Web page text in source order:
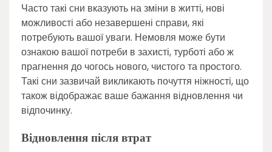
Часто такі сни вказують на зміни в житті, нові
можливості або незавершені справи, які
потребують вашої уваги. Немовля може бути
ознакою вашої потреби в захисті, турботі або ж
прагнення до чогось нового, чистого та простого.
Такі сни зазвичай викликають почуття ніжності, що
також відображає ваше бажання відновлення чи
відпочинку.
Відновлення після втрат